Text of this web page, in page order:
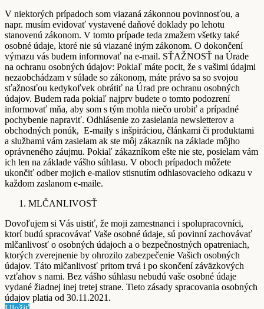
V niektorých prípadoch som viazaná zákonnou povinnosťou, a
napr. musím evidovať vystavené daňové doklady po lehotu
stanovenú zákonom. V tomto prípade teda zmažem všetky také
osobné údaje, ktoré nie sú viazané iným zákonom. O dokončení
výmazu vás budem informovať na e-mail. SŤAŽNOSŤ na Úrade
na ochranu osobných údajov: Pokiaľ máte pocit, že s vašimi údajmi
nezaobchádzam v súlade so zákonom, máte právo sa so svojou
sťažnosťou kedykoľvek obrátiť na Úrad pre ochranu osobných
údajov. Budem rada pokiaľ najprv budete o tomto podozrení
informovať mňa, aby som s tým mohla niečo urobiť a prípadné
pochybenie napraviť. Odhlásenie zo zasielania newsletterov a
obchodných ponúk, E-maily s inšpiráciou, článkami či produktami
a službami vám zasielam ak ste môj zákazník na základe môjho
oprávneného záujmu. Pokiaľ zákazníkom ešte nie ste, posielam vám
ich len na základe vášho súhlasu. V oboch prípadoch môžete
ukončiť odber mojich e-mailov stisnutím odhlasovacieho odkazu v
každom zaslanom e-maile.
MLČANLIVOSŤ
Dovoľujem si Vás uistiť, že moji zamestnanci i spolupracovníci,
ktorí budú spracovávať Vaše osobné údaje, sú povinní zachovávať
mlčanlivosť o osobných údajoch a o bezpečnostných opatreniach,
ktorých zverejnenie by ohrozilo zabezpečenie Vašich osobných
údajov. Táto mlčanlivosť pritom trvá i po skončení záväzkových
vzťahov s nami. Bez vášho súhlasu nebudú vaše osobné údaje
vydané žiadnej inej tretej strane. Tieto zásady spracovania osobných
údajov platia od 30.11.2021.